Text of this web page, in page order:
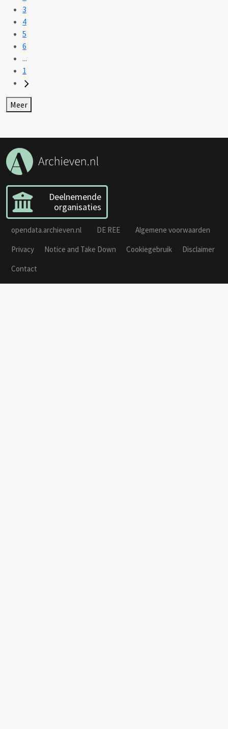
3
4
5
6
...
1
Meer
Deelnemende
organisaties
opendata.archieven.nl DE REE
Algemene voorwaarden
Privacy
Notice and Take Down Cookiegebruik
Disclaimer
Contact